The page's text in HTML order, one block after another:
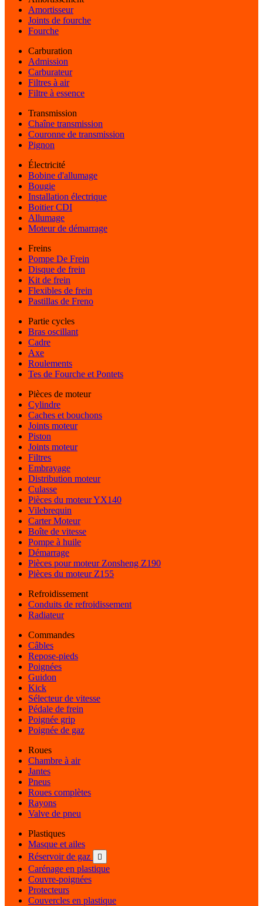
Amortisseur
Joints de fourche
Fourche
Carburation
Admission
Carburateur
Filtres à air
Filtre à essence
Transmission
Chaîne transmission
Couronne de transmission
Pignon
Électricité
Bobine d'allumage
Bougie
Installation électrique
Boitier CDI
Allumage
Moteur de démarrage
Freins
Pompe De Frein
Disque de frein
Kit de frein
Flexibles de frein
Pastillas de Freno
Partie cycles
Bras oscillant
Cadre
Axe
Roulements
Tes de Fourche et Pontets
Pièces de moteur
Cylindre
Caches et bouchons
Joints moteur
Piston
Joints moteur
Filtres
Embrayage
Distribution moteur
Culasse
Pièces du moteur YX140
Vilebrequin
Carter Moteur
Boîte de vitesse
Pompe à huile
Démarrage
Pièces pour moteur Zonsheng Z190
Pièces du moteur Z155
Refroidissement
Conduits de refroidissement
Radiateur
Commandes
Câbles
Repose-pieds
Poignées
Guidon
Kick
Sélecteur de vitesse
Pédale de frein
Poignée grip
Poignée de gaz
Roues
Chambre à air
Jantes
Pneus
Roues complètes
Rayons
Valve de pneu
Plastiques
Masque et ailes
Réservoir de gaz

Carénage en plastique
Couvre-poignées
Protecteurs
Couvercles en plastique